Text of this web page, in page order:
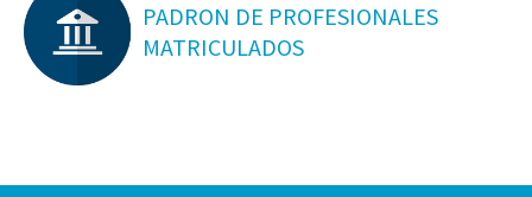
PADRON DE PROFESIONALES
MATRICULADOS